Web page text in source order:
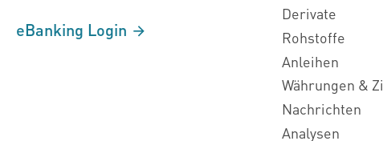
eBanking Login
Derivate
Rohstoffe
Anleihen
Währungen &
Nachrichten
Analysen